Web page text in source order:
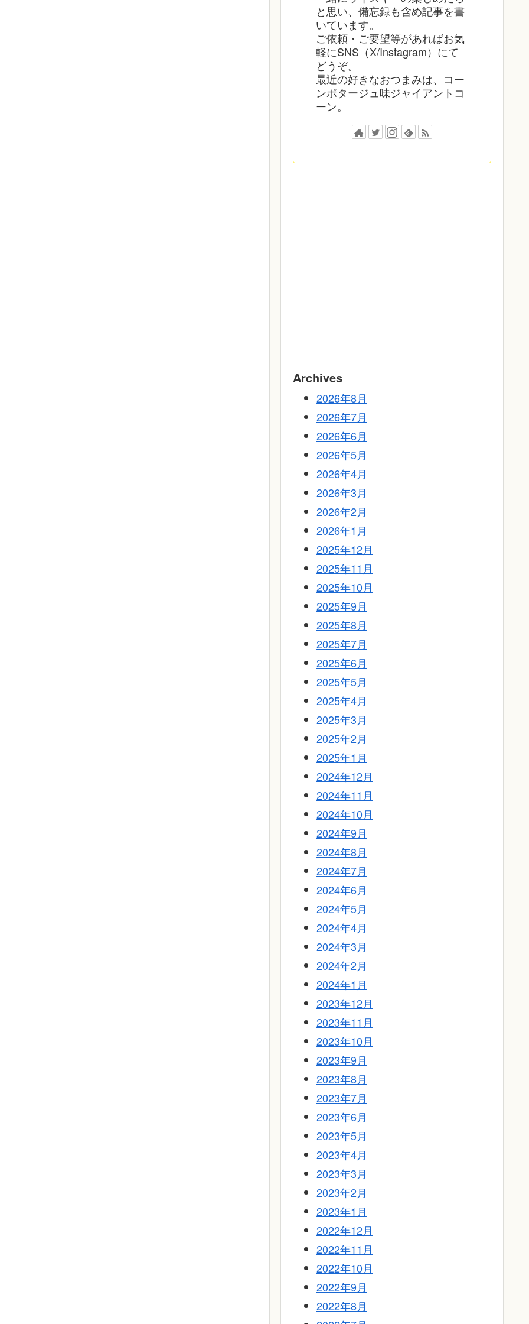
と思い、備忘録も含め記事を書
いています。
ご依頼・ご要望等があればお気
軽にSNS（X/Instagram）にて
どうぞ。
最近の好きなおつまみは、コー
ンポタージュ味ジャイアントコ
ーン。
Archives
2026年8月
2026年7月
2026年6月
2026年5月
2026年4月
2026年3月
2026年2月
2026年1月
2025年12月
2025年11月
2025年10月
2025年9月
2025年8月
2025年7月
2025年6月
2025年5月
2025年4月
2025年3月
2025年2月
2025年1月
2024年12月
2024年11月
2024年10月
2024年9月
2024年8月
2024年7月
2024年6月
2024年5月
2024年4月
2024年3月
2024年2月
2024年1月
2023年12月
2023年11月
2023年10月
2023年9月
2023年8月
2023年7月
2023年6月
2023年5月
2023年4月
2023年3月
2023年2月
2023年1月
2022年12月
2022年11月
2022年10月
2022年9月
2022年8月